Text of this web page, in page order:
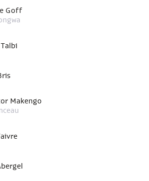
Goff
Makengo